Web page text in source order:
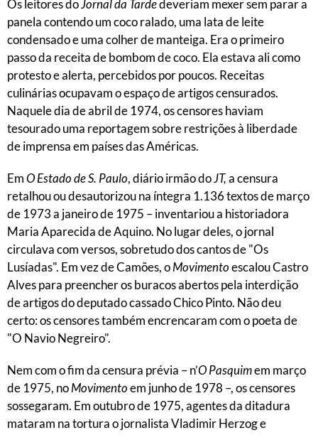
Os leitores doJornal da Tardedeveriam mexer sem parar a
panela contendo um coco ralado, uma lata de leite
condensado e uma colher de manteiga. Era o primeiro
passo da receita de bombom de coco. Ela estava ali como
protesto e alerta, percebidos por poucos. Receitas
culinárias ocupavam o espaço de artigos censurados.
Naquele dia de abril de 1974, os censores haviam
tesourado uma reportagem sobre restrições à liberdade
de imprensa em países das Américas.
EmO Estado de S. Paulo, diário irmão doJT,a censura
retalhou ou desautorizou na íntegra 1.136 textos de março
de 1973 a janeiro de 1975 – inventariou a historiadora
Maria Aparecida de Aquino. No lugar deles, o jornal
circulava com versos, sobretudo dos cantos de "Os
Lusíadas". Em vez de Camões, oMovimentoescalou Castro
Alves para preencher os buracos abertos pela interdição
de artigos do deputado cassado Chico Pinto. Não deu
certo: os censores também encrencaram com o poeta de
"O Navio Negreiro".
Nem com o fim da censura prévia – n’O Pasquimem março
de 1975, noMovimentoem junho de 1978 –, os censores
sossegaram. Em outubro de 1975, agentes da ditadura
mataram na tortura o jornalista Vladimir Herzog e